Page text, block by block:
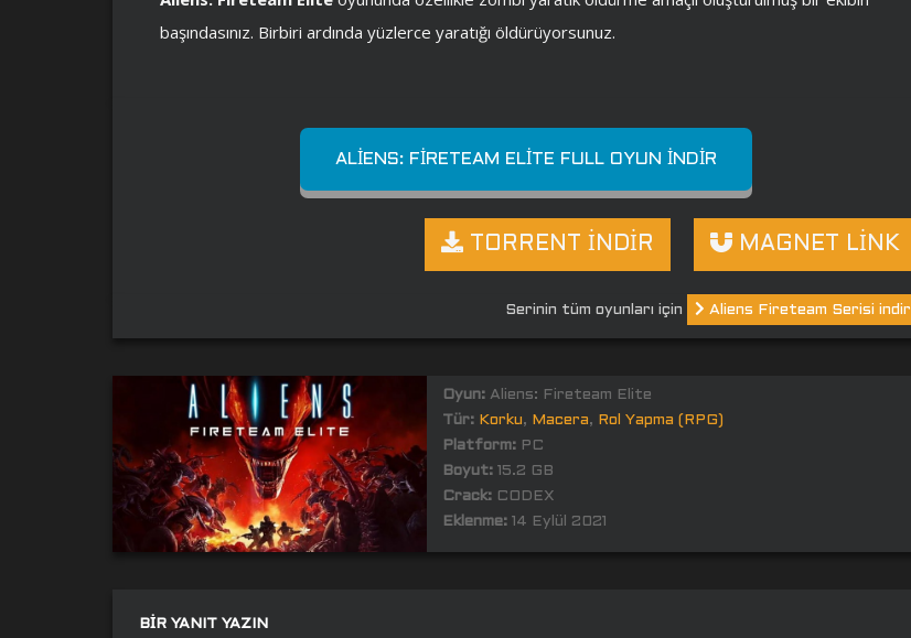
başındasınız. Birbiri ardında yüzlerce yaratığı öldürüyorsunuz.
ALIENS: FIRETEAM ELITE FULL OYUN İNDIR
MAGNET LİNK
TORRENT İNDİR
Serinin tüm oyunları için Aliens Fireteam Serisi indir
Oyun:Aliens: Fireteam Elite
Tür: Korku, Macera,
Rol Yapma (RPG)
Platform:PC
Boyut:15.2 GB
Crack:CODEX
Eklenme:14 Eylül 2021
BIR YANIT YAZIN